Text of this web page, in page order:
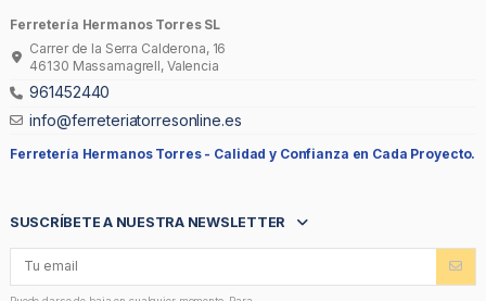
Ferretería Hermanos Torres SL
Carrer de la Serra Calderona, 16
46130 Massamagrell, Valencia
961452440
info@ferreteriatorresonline.es
Ferretería Hermanos Torres - Calidad y Confianza en Cada Proyecto.
SUSCRÍBETE A NUESTRA NEWSLETTER